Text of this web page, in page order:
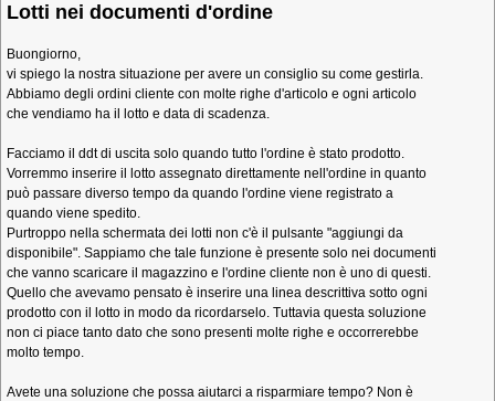
Lotti nei documenti d'ordine
Buongiorno,
vi spiego la nostra situazione per avere un consiglio su come gestirla.
Abbiamo degli ordini cliente con molte righe d'articolo e ogni articolo
che vendiamo ha il lotto e data di scadenza.
Facciamo il ddt di uscita solo quando tutto l'ordine è stato prodotto.
Vorremmo inserire il lotto assegnato direttamente nell'ordine in quanto
può passare diverso tempo da quando l'ordine viene registrato a
quando viene spedito.
Purtroppo nella schermata dei lotti non c'è il pulsante "aggiungi da
disponibile". Sappiamo che tale funzione è presente solo nei documenti
che vanno scaricare il magazzino e l'ordine cliente non è uno di questi.
Quello che avevamo pensato è inserire una linea descrittiva sotto ogni
prodotto con il lotto in modo da ricordarselo. Tuttavia questa soluzione
non ci piace tanto dato che sono presenti molte righe e occorrerebbe
molto tempo.
Avete una soluzione che possa aiutarci a risparmiare tempo? Non è